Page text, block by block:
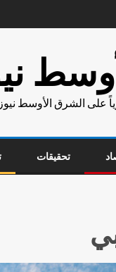
على الشرق الأوسط
تحقيقات